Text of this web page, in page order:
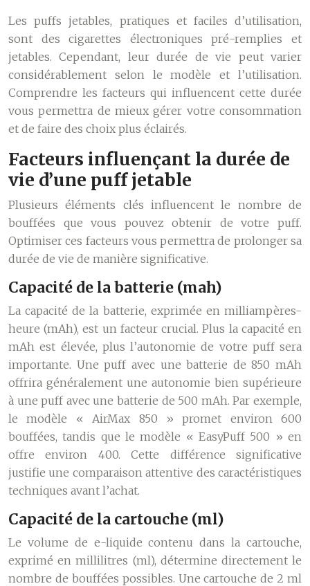
Les puffs jetables, pratiques et faciles d’utilisation,
sont des cigarettes électroniques pré-remplies et
jetables. Cependant, leur durée de vie peut varier
considérablement selon le modèle et l’utilisation.
Comprendre les facteurs qui influencent cette durée
vous permettra de mieux gérer votre consommation
et de faire des choix plus éclairés.
Facteurs influençant la durée de
vie d’une puff jetable
Plusieurs éléments clés influencent le nombre de
bouffées que vous pouvez obtenir de votre puff.
Optimiser ces facteurs vous permettra de prolonger sa
durée de vie de manière significative.
Capacité de la batterie (mah)
La capacité de la batterie, exprimée en milliampères-
heure (mAh), est un facteur crucial. Plus la capacité en
mAh est élevée, plus l’autonomie de votre puff sera
importante. Une puff avec une batterie de 850 mAh
offrira généralement une autonomie bien supérieure
à une puff avec une batterie de 500 mAh. Par exemple,
le modèle « AirMax 850 » promet environ 600
bouffées, tandis que le modèle « EasyPuff 500 » en
offre environ 400. Cette différence significative
justifie une comparaison attentive des caractéristiques
techniques avant l’achat.
Capacité de la cartouche (ml)
Le volume de e-liquide contenu dans la cartouche,
exprimé en millilitres (ml), détermine directement le
nombre de bouffées possibles. Une cartouche de 2 ml